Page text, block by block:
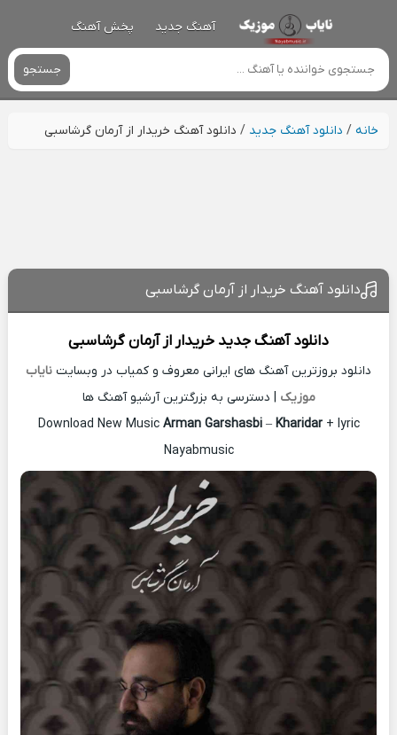
آهنگ جدید پخش آهنگ
جستجو
خانه/ دانلود آهنگ جدید / دانلود آهنگ خریدار از آرمان گرشاسبی
دانلود آهنگ خریدار از آرمان گرشاسبی
دانلود آهنگ جدید خریدار ازآرمان گرشاسبی
دانلود بروزترین آهنگ های ایرانی معروف و کمیاب در وبسایت نایاب
موزیک | دسترسی به بزرگترین آرشیو آهنگ ها
Download New Music Arman Garshasbi– Kharidar+ lyric
Nayabmusic